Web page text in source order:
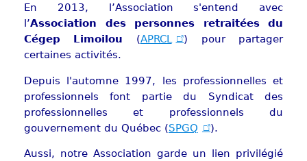
En 2013, l’Association s'entend avec
l’Association des personnes retraitées du
Cégep Limoilou (APRCL
) pour partager
certaines activités.
Depuis l'automne 1997, les professionnelles et
professionnels font partie du Syndicat des
professionnelles et professionnels du
gouvernement du Québec (SPGQ ).
Aussi, notre Association garde un lien privilégié